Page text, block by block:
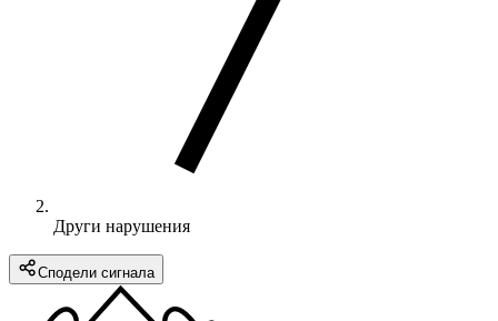
Други нарушения
Сподели сигнала